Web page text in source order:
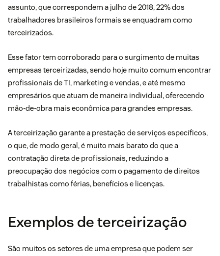
assunto, que correspondem a julho de 2018, 22% dos
trabalhadores brasileiros formais se enquadram como
terceirizados.
Esse fator tem corroborado para o surgimento de muitas
empresas terceirizadas, sendo hoje muito comum encontrar
profissionais de TI, marketing e vendas, e até mesmo
empresários que atuam de maneira individual, oferecendo
mão-de-obra mais econômica para grandes empresas.
A terceirização garante a prestação de serviços específicos,
o que, de modo geral, é muito mais barato do que a
contratação direta de profissionais, reduzindo a
preocupação dos negócios com o pagamento de direitos
trabalhistas como férias, benefícios e licenças.
Exemplos de terceirização
São muitos os setores de uma empresa que podem ser